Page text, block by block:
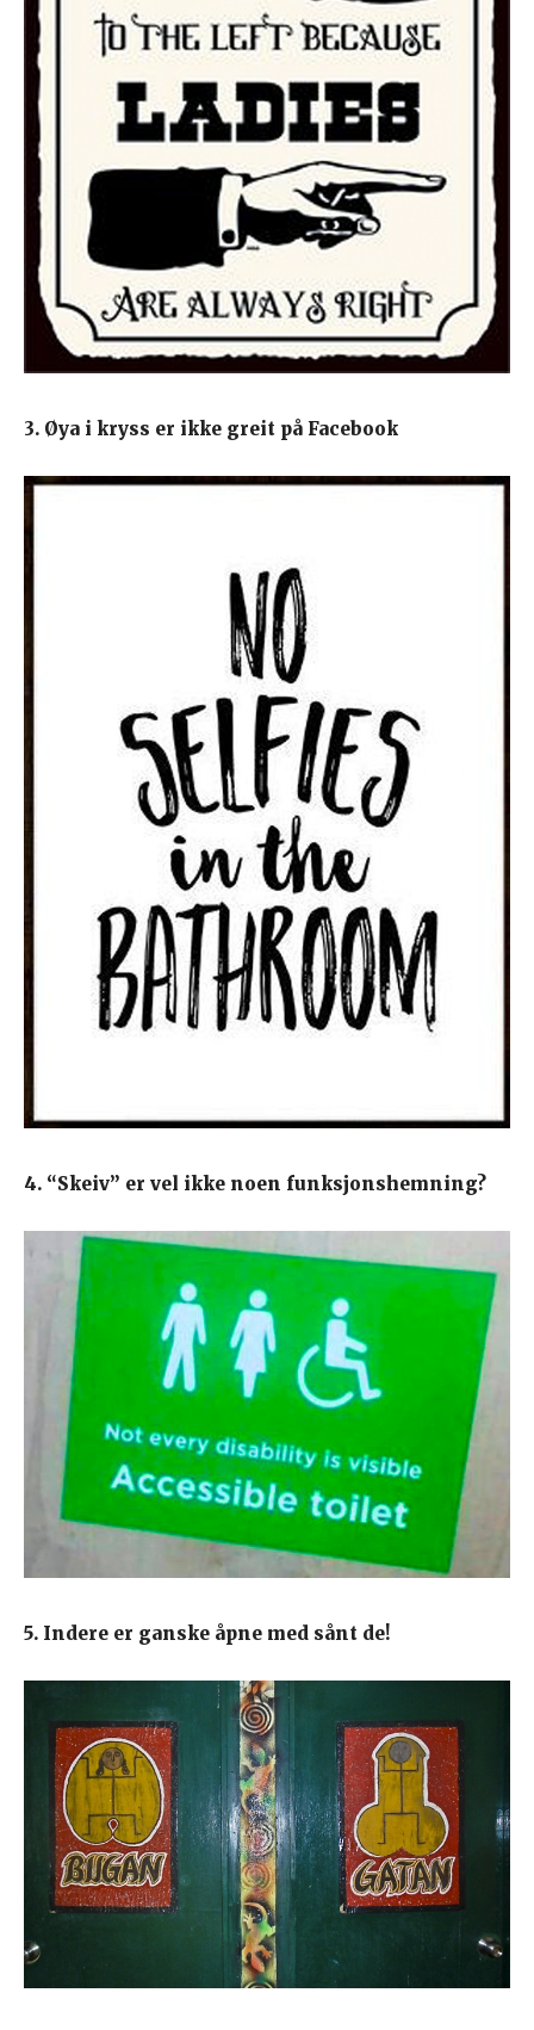
3. Øya i kryss er ikke greit på Facebook
4. “Skeiv” er vel ikke noen funksjonshemning?
5. Indere er ganske åpne med sånt de!